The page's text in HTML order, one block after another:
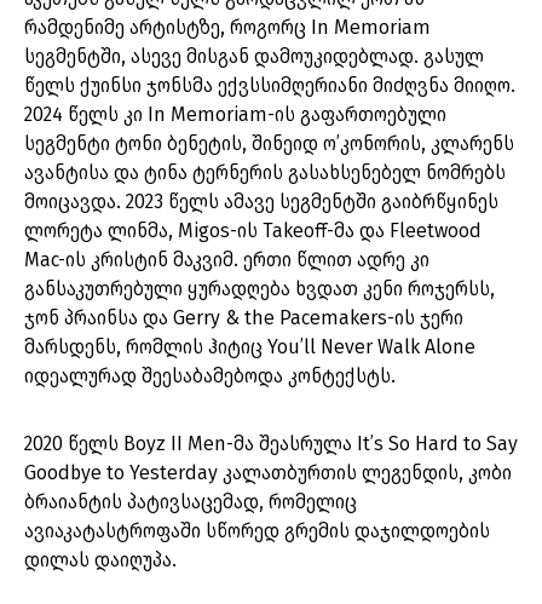
რამდენიმე არტისტზე, როგორც In Memoriam
სეგმენტში, ასევე მისგან დამოუკიდებლად. გასულ
წელს ქუინსი ჯონსმა ექვსსიმღერიანი მიძღვნა მიიღო.
2024 წელს კი In Memoriam-ის გაფართოებული
სეგმენტი ტონი ბენეტის, შინეიდ ო’კონორის, კლარენს
ავანტისა და ტინა ტერნერის გასახსენებელ ნომრებს
მოიცავდა. 2023 წელს ამავე სეგმენტში გაიბრწყინეს
ლორეტა ლინმა, Migos-ის Takeoff-მა და Fleetwood
Mac-ის კრისტინ მაკვიმ. ერთი წლით ადრე კი
განსაკუთრებული ყურადღება ხვდათ კენი როჯერსს,
ჯონ პრაინსა და Gerry & the Pacemakers-ის ჯერი
მარსდენს, რომლის ჰიტიც You’ll Never Walk Alone
იდეალურად შეესაბამებოდა კონტექსტს.
2020 წელს Boyz II Men-მა შეასრულა It’s So Hard to Say
Goodbye to Yesterday კალათბურთის ლეგენდის, კობი
ბრაიანტის პატივსაცემად, რომელიც
ავიაკატასტროფაში სწორედ გრემის დაჯილდოების
დილას დაიღუპა.